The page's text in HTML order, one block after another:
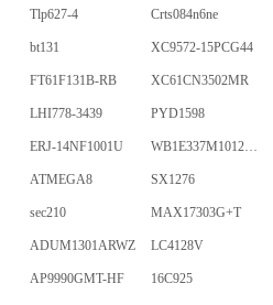
Tlp627-4 Crts084n6ne
bt131 XC9572-15PCG44
FT61F131B-RB XC61CN3502MR
LHI778-3439 PYD1598
ERJ-14NF1001U WB1E337M1012MPA
ATMEGA8 SX1276
sec210 MAX17303G+T
ADUM1301ARWZ LC4128V
AP9990GMT-HF 16C925